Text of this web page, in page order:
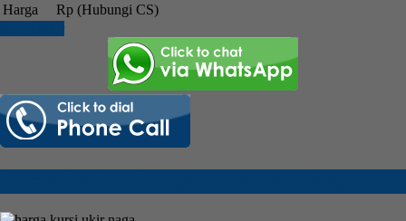
Harga
Rp (Hubungi CS)